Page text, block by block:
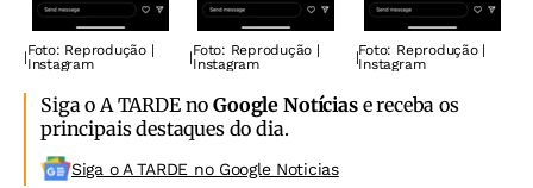
|Foto: Reprodução |
Instagram
|Foto: Reprodução |
Instagram
|Foto: Reprodução |
Instagram
Siga o A TARDE noGoogle Notíciase receba os
principais destaques do dia.
Siga o A TARDE no Google Noticias